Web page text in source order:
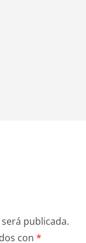
publicada.
con *